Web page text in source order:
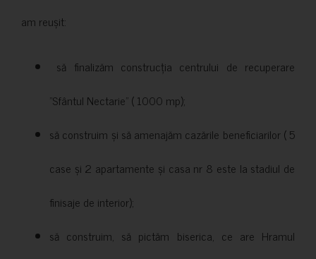
am reușit:
să finalizăm construcția centrului de recuperare
”Sfântul Nectarie” ( 1000 mp);
să construim și să amenajăm cazările beneficiarilor ( 5
case și 2 apartamente și casa nr 8 este la stadiul de
finisaje de interior);
să construim, să pictăm biserica, ce are Hramul